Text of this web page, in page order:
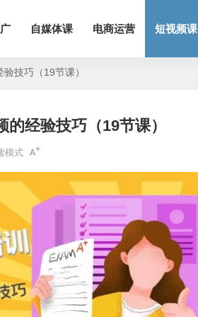
自媒体课 电商运营 短视频课
技巧（19节课）
经验技巧（19节课）
模式